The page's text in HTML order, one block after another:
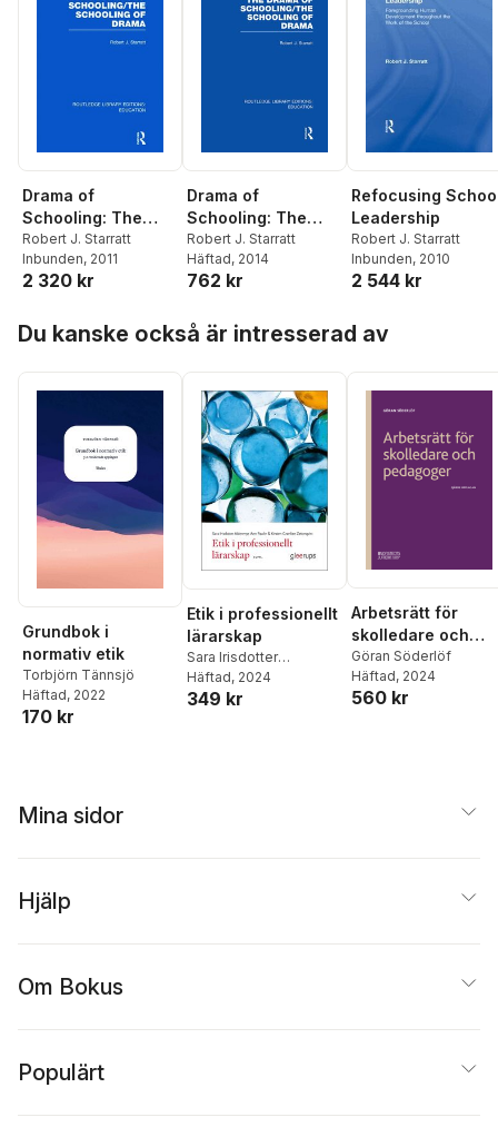
Drama of
Schooling: The
Schooling of
Drama
Robert J. Starratt
Inbunden, 2011
2 320 kr
Drama of
Schooling: The
Schooling of
Drama
Robert J. Starratt
Häftad, 2014
762 kr
Refocusing
Leadership
Robert J. Starratt
Inbunden, 2010
2 544 kr
Du kanske också är intresserad av
Grundbok i
normativ etik
Torbjörn Tännsjö
Häftad, 2022
170 kr
Etik i professionellt
lärarskap
Sara Irisdotter
Aldenmyr,Ann Paulin
Kirsten Grønlien
Häftad, 2024
349 kr
Arbetsrätt för
skolledare och
pedagoger
Göran Söderlöf
Häftad, 2024
560 kr
Mina sidor
Hjälp
Om Bokus
Populärt